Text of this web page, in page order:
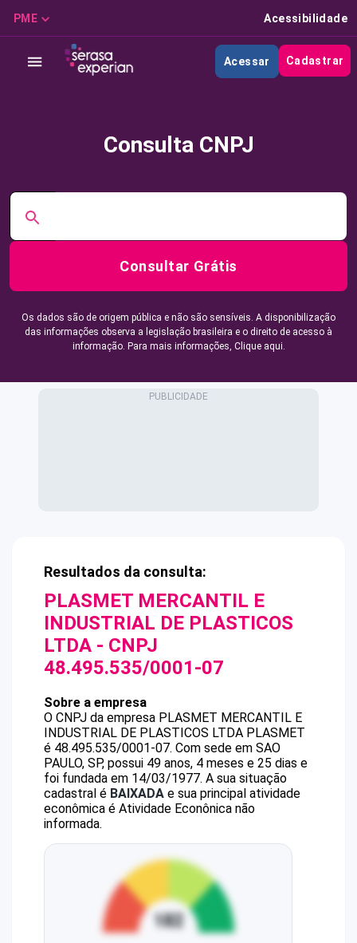
PME Acessibilidade
Acessar Cadastrar
Consulta CNPJ
Consultar Grátis
Os dados são de origem pública e não são sensíveis. A disponibilização
das informações observa a legislação brasileira e o direito de acesso à
informação. Para mais informações, Clique aqui.
Resultados da consulta:
PLASMET MERCANTIL E
INDUSTRIAL DE PLASTICOS
LTDA - CNPJ
48.495.535/0001-07
Sobre a empresa
O CNPJ da empresa PLASMET MERCANTIL E
INDUSTRIAL DE PLASTICOS LTDA PLASMET
é 48.495.535/0001-07. Com sede em SAO
PAULO, SP, possui 49 anos, 4 meses e 25 dias e
foi fundada em 14/03/1977. A sua situação
cadastral é BAIXADA e sua principal atividade
econômica é Atividade Econônica não
informada.